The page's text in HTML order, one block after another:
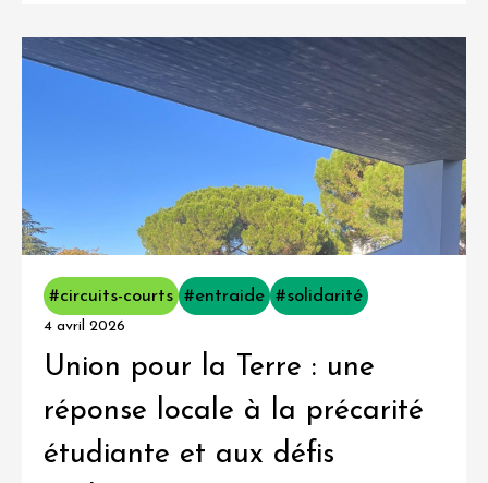
#circuits-courts #entraide #solidarité
4 avril 2026
Union pour la Terre : une
réponse locale à la précarité
étudiante et aux défis